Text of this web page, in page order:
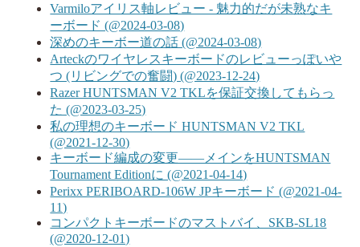
Varmiloアイリス軸レビュー - 魅力的だが未熟なキ
ーボード (@2024-03-08)
深めのキーボー道の話 (@2024-03-08)
Arteckのワイヤレスキーボードのレビューっぽいや
つ (リビングでの奮闘) (@2023-12-24)
Razer HUNTSMAN V2 TKLを保証交換してもらっ
た (@2023-03-25)
私の理想のキーボード HUNTSMAN V2 TKL
(@2021-12-30)
キーボード編成の変更――メインをHUNTSMAN
Tournament Editionに (@2021-04-14)
Perixx PERIBOARD-106W JPキーボード (@2021-04-
11)
コンパクトキーボードのマストバイ、SKB-SL18
(@2020-12-01)